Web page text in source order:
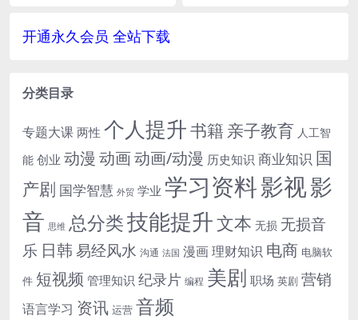
开通永久会员 全站下载
分类目录
专题大课 两性 个人提升书籍 亲子教育 人工智
能 创业 动漫 动画动画/动漫 历史知识 商业知识 国
产剧 国学智慧 外贸 学业 学习资料影视影
音 思维 总分类技能提升文本 无损 无损音
乐 日韩易经风水 沟通 法国 漫画理财知识 电商 电脑软
件 短视频 管理知识 纪录片 编程 美剧 职场 英剧 营销
语言学习 资讯 运营 音频